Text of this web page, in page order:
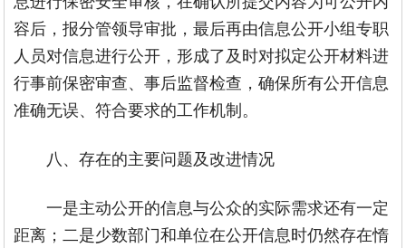
容后，报分管领导审批，最后再由信息公开小组专职
人员对信息进行公开，形成了及时对拟定公开材料进
行事前保密审查、事后监督检查，确保所有公开信息
准确无误、符合要求的工作机制。
八、存在的主要问题及改进情况
一是主动公开的信息与公众的实际需求还有一定
距离；二是少数部门和单位在公开信息时仍然存在惰